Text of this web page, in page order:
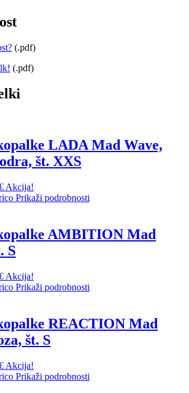
(.pdf)
(.pdf)
LADA Mad Wave,
št. XXS
Akcija!
Prikaži podrobnosti
AMBITION Mad
S
Akcija!
Prikaži podrobnosti
REACTION Mad
št. S
Akcija!
Prikaži podrobnosti